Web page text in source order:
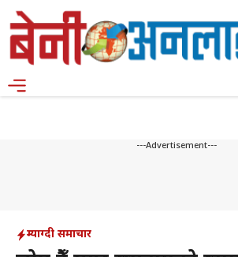
Skip
to
content
---Advertisement---
म्याग्दी समाचार